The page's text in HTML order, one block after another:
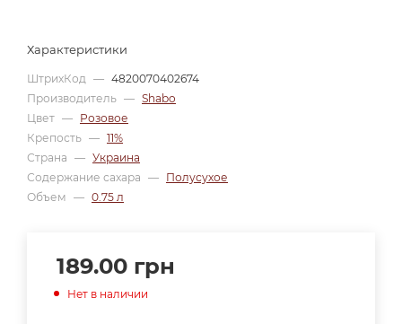
Характеристики
ШтрихКод — 4820070402674
Производитель — Shabo
Цвет — Розовое
Крепость — 11%
Страна — Украина
Содержание сахара — Полусухое
Объем — 0.75 л
189.00 грн
Нет в наличии